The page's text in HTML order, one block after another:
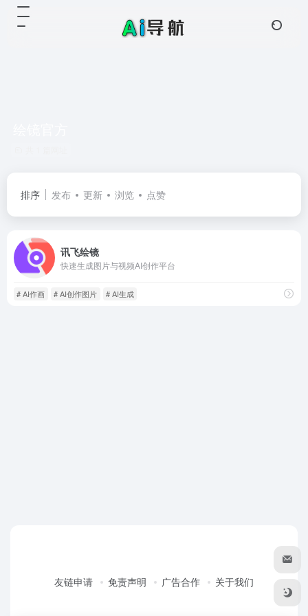
排序 发布 更新 浏览 点赞
讯飞绘镜
快速生成图片与视频AI创作平台
# AI作画 # AI创作图片 # AI生成
友链申请 免责声明 广告合作 关于我们